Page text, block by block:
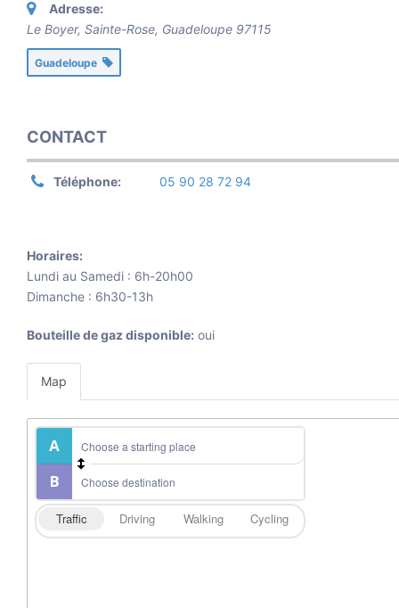
Adresse:
Le Boyer, Sainte-Rose, Guadeloupe 97115
Guadeloupe
CONTACT
Téléphone: 05 90 28 72 94
Horaires:
Lundi au Samedi : 6h-20h00
Dimanche : 6h30-13h
Bouteille de gaz disponible: oui
Map
Traffic Driving Walking Cycling